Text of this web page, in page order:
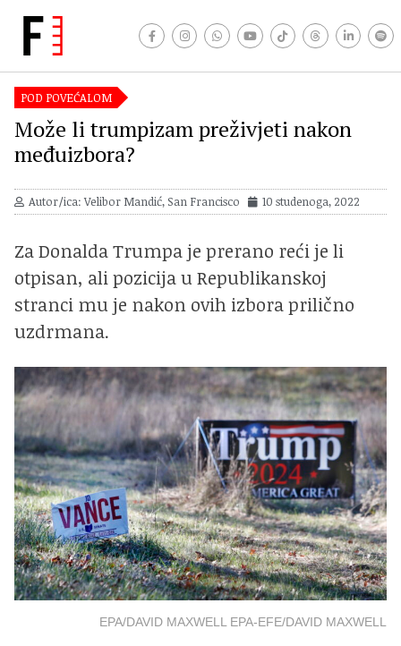
POD POVEĆALOM
Može li trumpizam preživjeti nakon
međuizbora?
Autor/ica: Velibor Mandić, San Francisco 10 studenoga, 2022
Za Donalda Trumpa je prerano reći je li
otpisan, ali pozicija u Republikanskoj
stranci mu je nakon ovih izbora prilično
uzdrmana.
EPA/DAVID MAXWELL EPA-EFE/DAVID MAXWELL